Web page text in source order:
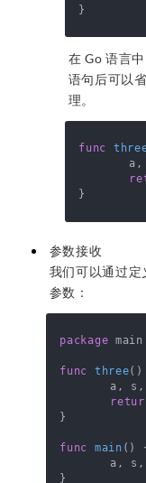
在 Go 语言
语句后可以
理。
func
参数接收
我们可以通过
参数：
package main
func three()
a,
}
func main ()